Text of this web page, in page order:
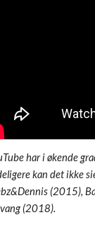
har i økende
kan det ikke
(2015),
(2018).